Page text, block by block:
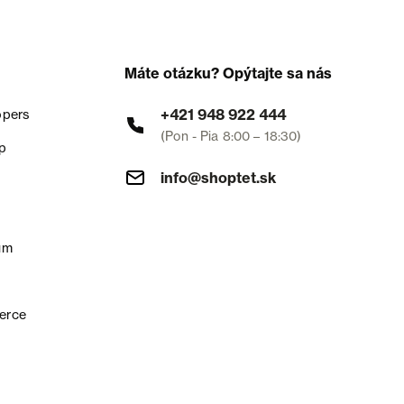
Máte otázku? Opýtajte sa nás
+421 948 922 444
(Pon - Pia 8:00 – 18:30)
info@shoptet.sk